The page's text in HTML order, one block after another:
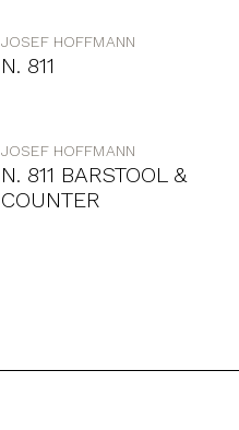
JOSEF HOFFMANN
N. 811
JOSEF HOFFMANN
N. 811 BARSTOOL &
COUNTER